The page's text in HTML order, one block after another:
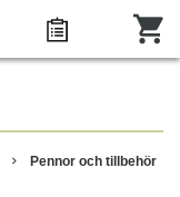
Pennor och tillbehör